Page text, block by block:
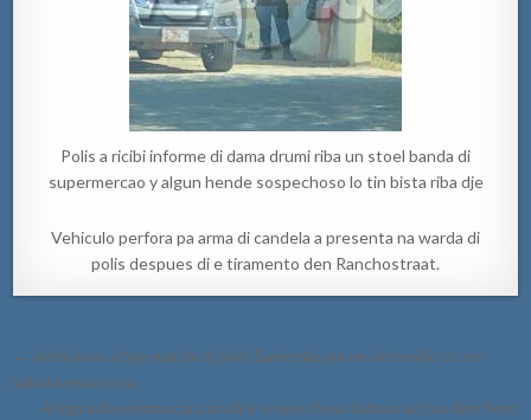
Polis a ricibi informe di dama drumi riba un stoel banda di
supermercao y algun hende sospechoso lo tin bista riba dje
Vehiculo perfora pa arma di candela a presenta na warda di
polis despues di e tiramento den Ranchostraat.
Post
navigation
← Ambulans a bay warda di polis Sanicolas pa un detenido cu no
tabata reacciona
A logra desenmascara un di e sospechoso ladron activo den Sero